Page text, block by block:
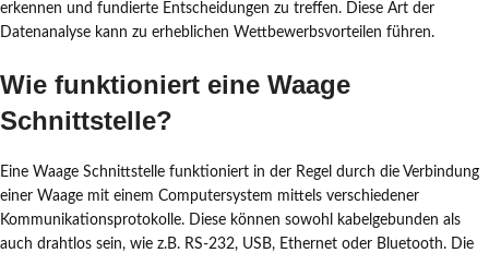
erkennen und fundierte Entscheidungen zu treffen. Diese Art der
Datenanalyse kann zu erheblichen Wettbewerbsvorteilen führen.
Wie funktioniert eine Waage
Schnittstelle?
Eine Waage Schnittstelle funktioniert in der Regel durch die Verbindung
einer Waage mit einem Computersystem mittels verschiedener
Kommunikationsprotokolle. Diese können sowohl kabelgebunden als
auch drahtlos sein, wie z.B. RS-232, USB, Ethernet oder Bluetooth. Die